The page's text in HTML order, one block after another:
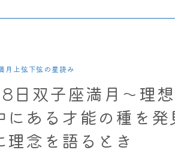
月上弦下弦の星読み
日双子座満月～理
にある才能の種を
理念を語るとき